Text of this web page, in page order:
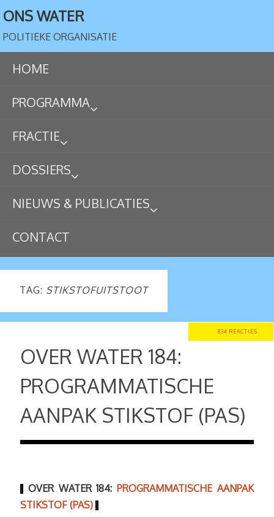
ONS WATER
POLITIEKE ORGANISATIE
HOME
PROGRAMMA
FRACTIE
DOSSIERS
NIEUWS & PUBLICATIES
CONTACT
TAG: STIKSTOFUITSTOOT
834 REACTIES
OVER WATER 184:
PROGRAMMATISCHE
AANPAK STIKSTOF (PAS)
| OVER WATER 184: PROGRAMMATISCHE AANPAK
STIKSTOF (PAS) |